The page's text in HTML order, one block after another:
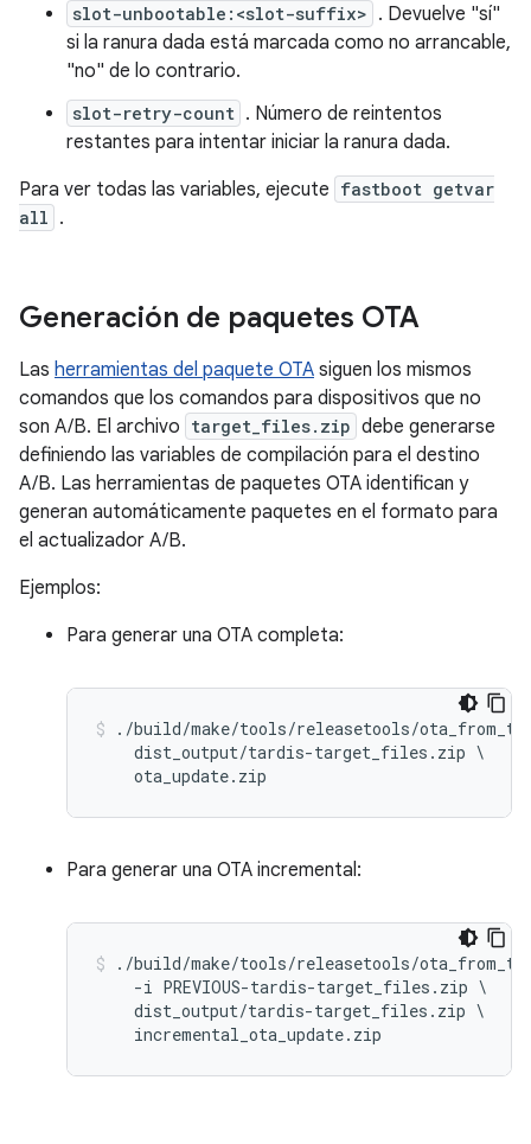
slot-unbootable:<slot-suffix> . Devuelve "sí"
si la ranura dada está marcada como no arrancable,
"no" de lo contrario.
slot-retry-count . Número de reintentos
restantes para intentar iniciar la ranura dada.
Para ver todas las variables, ejecute fastboot getvar
all .
Generación de paquetes OTA
Las herramientas del paquete OTA siguen los mismos
comandos que los comandos para dispositivos que no
son A/B. El archivo target_files.zip debe generarse
definiendo las variables de compilación para el destino
A/B. Las herramientas de paquetes OTA identifican y
generan automáticamente paquetes en el formato para
el actualizador A/B.
Ejemplos:
Para generar una OTA completa:
./build/make/tools/releasetools/
    dist_output/tardis-target_files.zip \
Para generar una OTA incremental:
./build/make/tools/releasetools/
    -i PREVIOUS-tardis-target_files.zip \
    dist_output/tardis-target_files.zip \